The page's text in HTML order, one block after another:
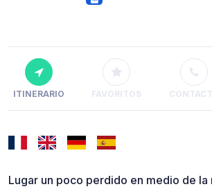
ITINERARIO FAVORITOS
Lugar un poco perdido en medio de la